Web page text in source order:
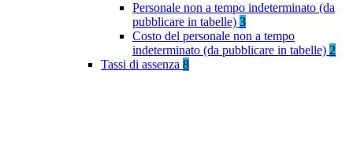
Personale non a tempo indeterminato (da
pubblicare in tabelle) 3
Costo del personale non a tempo
indeterminato (da pubblicare in tabelle) 2
Tassi di assenza 8